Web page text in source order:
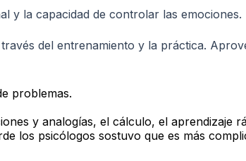
y la capacidad de controlar las emociones.
del entrenamiento y la práctica.
problemas.
y analogías, el cálculo, el aprendizaje
los psicólogos sostuvo que es más